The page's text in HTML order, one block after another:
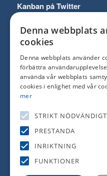
Kanban på Twitter
Follow
Kanban tjänster
Sökmotoroptimering (SEO)
Google Ads –
Display-annonsering
Denna webbplats
cookies
Denna webbplats använder
förbättra
använda vår webbplats
cookies i enlighet med vår
mer
STRIKT NÖDVÄNDIGT
PRESTANDA
INRIKTNING
FUNKTIONER